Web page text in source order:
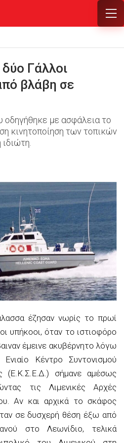
Γάλλοι
βλάβη σε
οδηγήθηκε με ασφάλεια το
κινητοποίηση των τοπικών
έζησαν νωρίς το πρωί
υπήκοοι, όταν το ιστιοφόρο
έμεινε ακυβέρνητο λόγω
Κέντρο Συντονισμού
(Ε.Κ.Σ.Ε.Δ.) σήμανε αμέσως
τις Λιμενικές Αρχές
Αν και αρχικά το σκάφος
σε δυσχερή θέση έξω από
στο Λεωνίδιο, τελικά